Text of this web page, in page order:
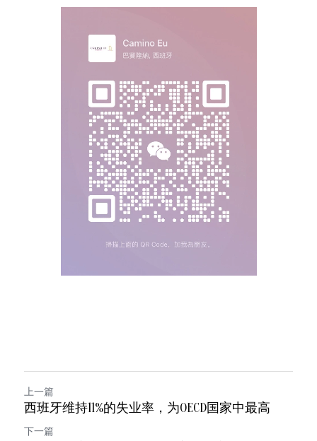
上一篇
西班牙维持11%的失业率，为OECD国家中最高
下一篇